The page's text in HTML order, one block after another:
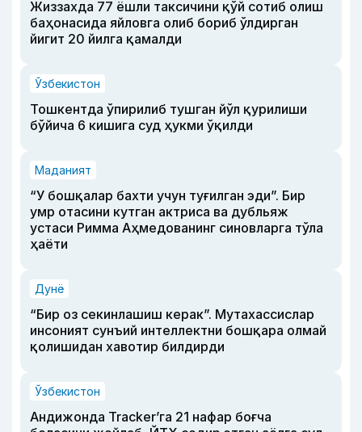
Жиззахда 77 ёшли таксичини қўй сотиб олиш
баҳонасида яйловга олиб бориб ўлдирган
йигит 20 йилга қамалди
Ўзбекистон
Тошкентда ўпирилиб тушган йўл қурилиши
бўйича 6 кишига суд ҳукми ўқилди
Маданият
“У бошқалар бахти учун туғилган эди”. Бир
умр отасини кутган актриса ва дубльяж
устаси Римма Аҳмедованинг синовларга тўла
ҳаёти
Дунё
“Бир оз секинлашиш керак”. Мутахассислар
инсоният сунъий интеллектни бошқара олмай
қолишидан хавотир билдирди
Ўзбекистон
Андижонда Tracker’га 21 нафар боғча